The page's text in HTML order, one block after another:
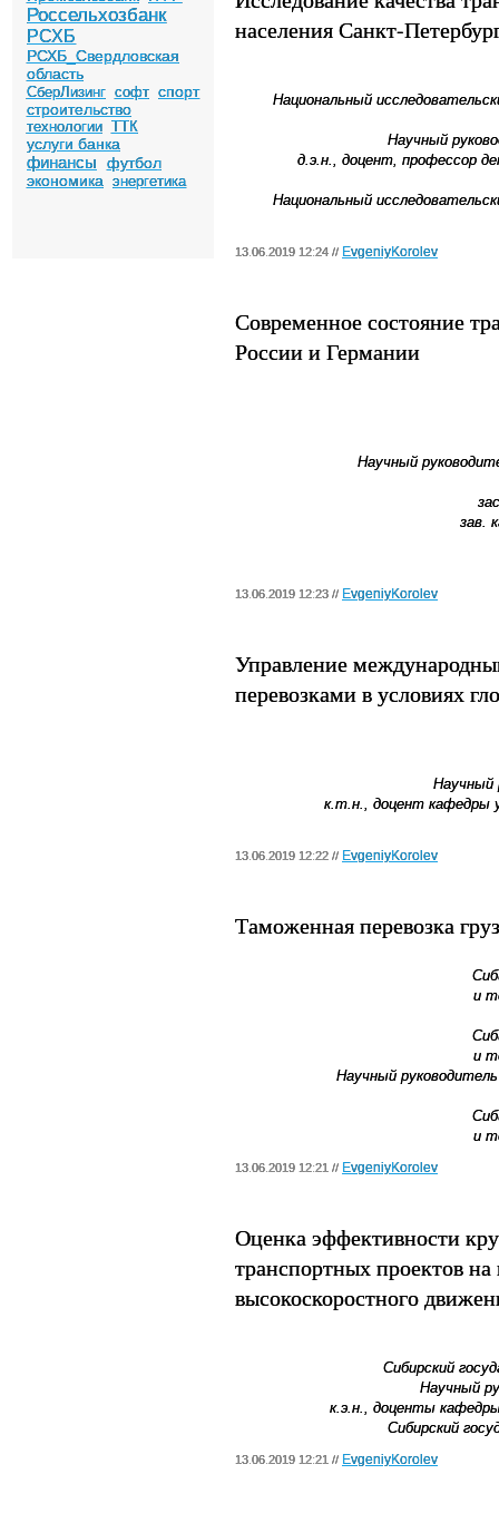
Россельхозбанк
РСХБ
РСХБ_Свердловская
область
СберЛизинг софт спорт
строительство
технологии ТТК
услуги банка
финансы
футбол
экономика
энергетика
населения Санкт-
Национальный
Научный
д.э.н., доцент, профессор
Национальный
13.06.2019 12:24 // EvgeniyKorolev
Современное состояние
России и Германии
Научный
зав.
13.06.2019 12:23 // EvgeniyKorolev
Управление
перевозками в условиях
Научный
к.т.н., доцент кафедры
13.06.2019 12:22 // EvgeniyKorolev
Таможенная перевозка
и
и
Научный
и
13.06.2019 12:21 // EvgeniyKorolev
Оценка эффективности
транспортных проектов
высокоскоростного
Сибирский
Научный
к.э.н., доценты
Сибирский
13.06.2019 12:21 // EvgeniyKorolev